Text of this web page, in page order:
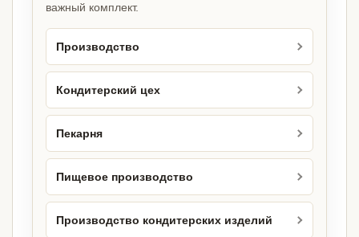
важный комплект.
Производство
Кондитерский цех
Пекарня
Пищевое производство
Производство кондитерских изделий